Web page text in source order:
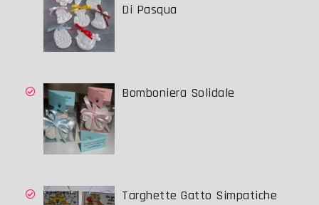
Di Pasqua
Bomboniera Solidale
Targhette Gatto Simpatiche